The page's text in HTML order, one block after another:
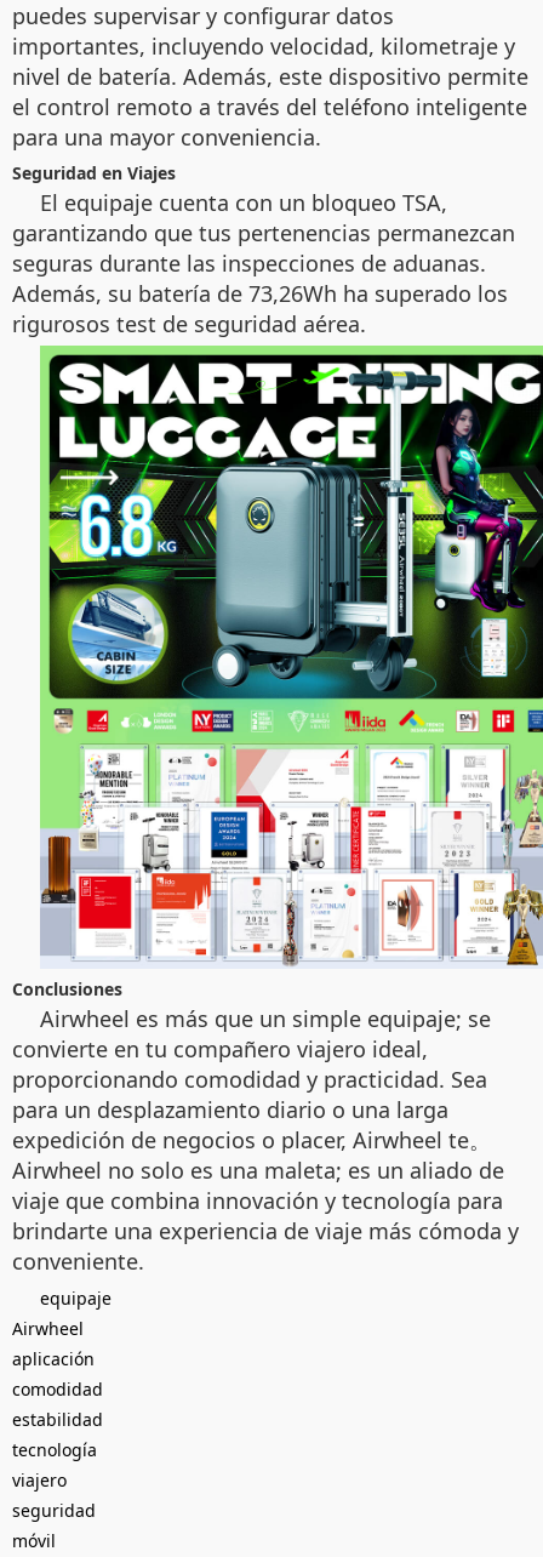
puedes supervisar y configurar datos
importantes, incluyendo velocidad, kilometraje y
nivel de batería. Además, este dispositivo permite
el control remoto a través del teléfono inteligente
para una mayor conveniencia.
Seguridad en Viajes
El equipaje cuenta con un bloqueo TSA,
garantizando que tus pertenencias permanezcan
seguras durante las inspecciones de aduanas.
Además, su batería de 73,26Wh ha superado los
rigurosos test de seguridad aérea.
Conclusiones
Airwheel es más que un simple equipaje; se
convierte en tu compañero viajero ideal,
proporcionando comodidad y practicidad. Sea
para un desplazamiento diario o una larga
expedición de negocios o placer, Airwheel te。
Airwheel no solo es una maleta; es un aliado de
viaje que combina innovación y tecnología para
brindarte una experiencia de viaje más cómoda y
conveniente.
equipaje
Airwheel
aplicación
comodidad
estabilidad
tecnología
viajero
seguridad
móvil